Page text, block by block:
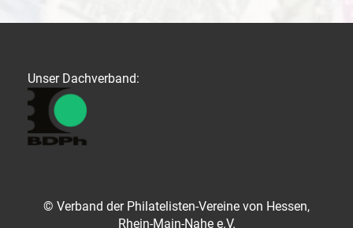
Unser Dachverband:
© Verband der Philatelisten-Vereine von Hessen,
Rhein-Main-Nahe e.V.